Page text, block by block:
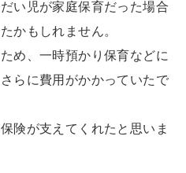
い児が家庭保育だった場合
かもしれません。
め、一時預かり保育などに
らに費用がかかっていたで
険が支えてくれたと思いま